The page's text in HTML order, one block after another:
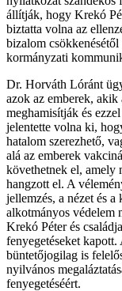
állítják, hogy Krekó
biztatta volna az
bizalom csökkenésétől
kormányzati
Dr. Horváth Lóránt
azok az emberek,
meghamisítják és
jelentette volna ki,
hatalom szerezhető,
alá az emberek
követhetnek el, amely
hangzott el. A
jellemzés, a nézet és
alkotmányos védelem
Krekó Péter és
fenyegetéseket
büntetőjogilag is
nyilvános
fenyegetéséért.